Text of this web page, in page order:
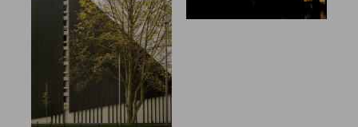
Stadt Aachen, Andreas Steindl,